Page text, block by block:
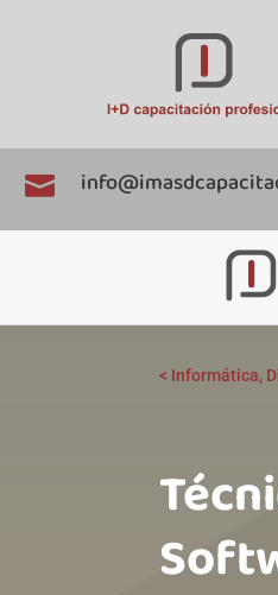

< Informática,